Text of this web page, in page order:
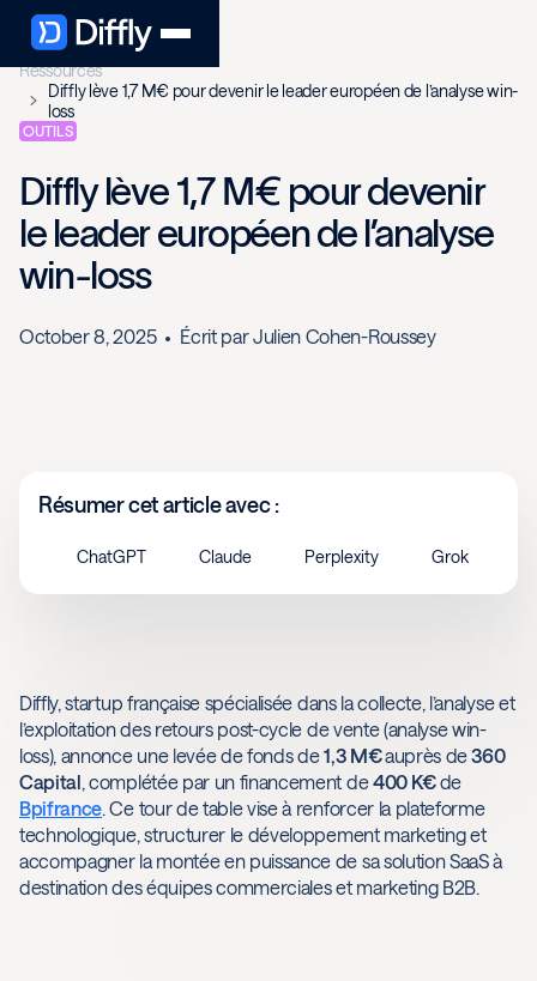
Ressources
Diffly lève 1,7 M€ pour devenir le leader européen de l’analyse win-
loss
OUTILS
Diffly lève 1,7 M€ pour devenir
le leader européen de l’analyse
win-loss
October 8, 2025 Écrit parJulien Cohen-Roussey
Résumer cet article avec :
ChatGPT Claude Perplexity Grok
Diffly, startup française spécialisée dans la collecte, l’analyse et
l’exploitation des retours post-cycle de vente (analyse win-
loss), annonce une levée de fonds de1,3 M€auprès de360
Capital, complétée par un financement de400 K€de
Bpifrance. Ce tour de table vise à renforcer la plateforme
technologique, structurer le développement marketing et
accompagner la montée en puissance de sa solution SaaS à
destination des équipes commerciales et marketing B2B.